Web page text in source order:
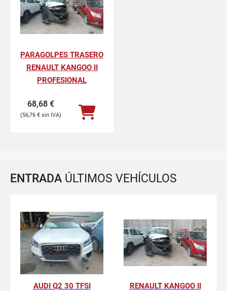
PARAGOLPES TRASERO
RENAULT KANGOO II
PROFESIONAL
68,68 €
56,76 €
ENTRADA ÚLTIMOS VEHÍCULOS
AUDI Q2 30 TFSI
RENAULT KANGOO II